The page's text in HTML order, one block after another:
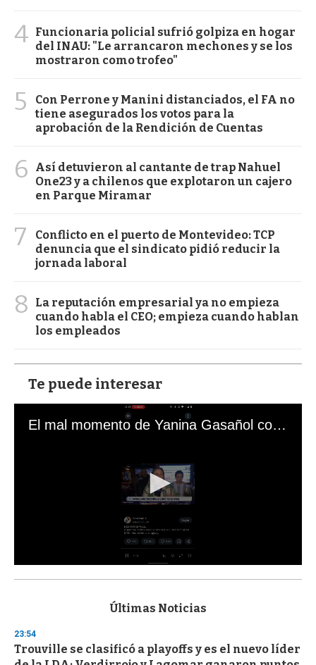
4 Funcionaria policial sufrió golpiza en hogar
del INAU: "Le arrancaron mechones y se los
mostraron como trofeo"
5
Con Perrone y Manini distanciados, el FA no
tiene asegurados los votos para la
aprobación de la Rendición de Cuentas
6
Así detuvieron al cantante de trap Nahuel
One23 y a chilenos que explotaron un cajero
en Parque Miramar
7
Conflicto en el puerto de Montevideo: TCP
denuncia que el sindicato pidió reducir la
jornada laboral
8
La reputación empresarial ya no empieza
cuando habla el CEO; empieza cuando hablan
los empleados
Te puede interesar
El mal momento de Yanina Gasañol con un hincha argentino en "Subrayado"
s
d
s
o
Últimas Noticias
23:54
Trouville se clasificó a playoffs y es el nuevo líder